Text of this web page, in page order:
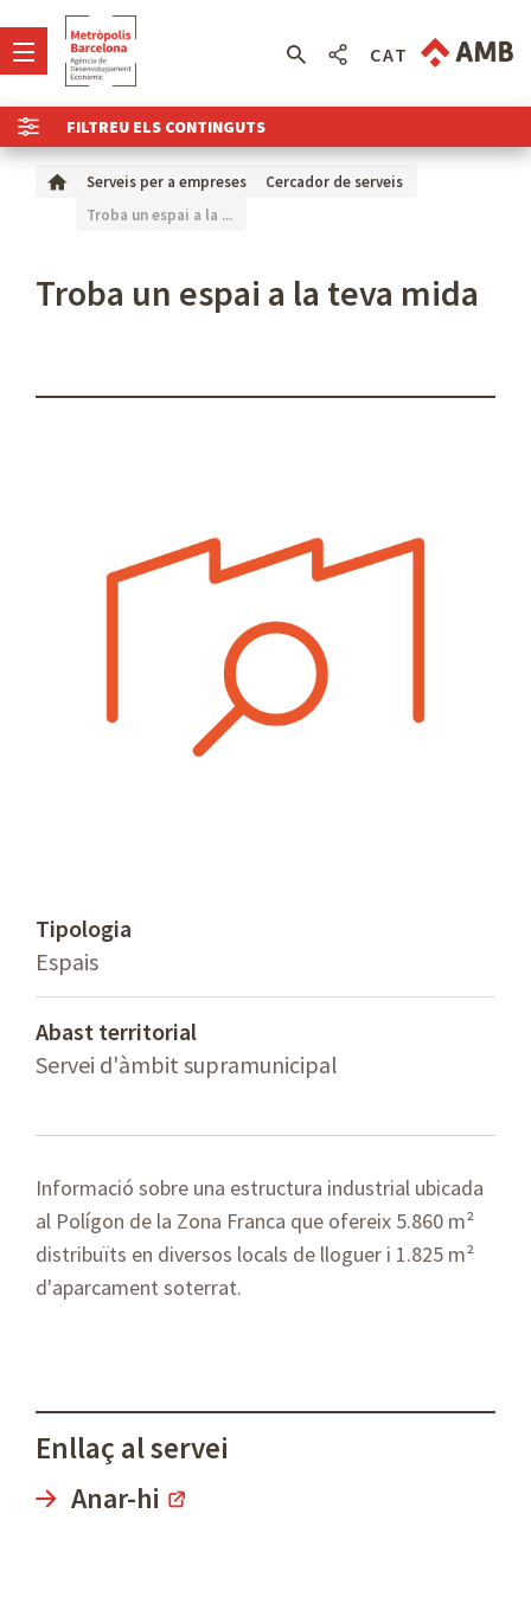
FILTREU ELS CONTINGUTS
CAT
Serveis per a empreses
Cercador de serveis
Troba un espai a la ...
Troba un espai a la teva mida
Tipologia
Espais
Abast territorial
Servei d'àmbit supramunicipal
Informació sobre una estructura industrial ubicada
al Polígon de la Zona Franca que ofereix 5.860 m²
distribuïts en diversos locals de lloguer i 1.825 m²
d'aparcament soterrat.
Enllaç al servei
Anar-hi